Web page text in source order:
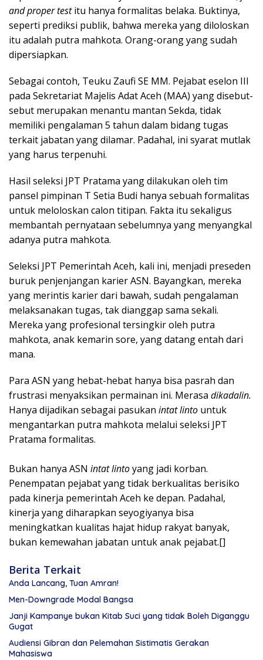
and proper testitu hanya formalitas belaka. Buktinya,
seperti prediksi publik, bahwa mereka yang diloloskan
itu adalah putra mahkota. Orang-orang yang sudah
dipersiapkan.
Sebagai contoh, Teuku Zaufi SE MM. Pejabat eselon III
pada Sekretariat Majelis Adat Aceh (MAA) yang disebut-
sebut merupakan menantu mantan Sekda, tidak
memiliki pengalaman 5 tahun dalam bidang tugas
terkait jabatan yang dilamar. Padahal, ini syarat mutlak
yang harus terpenuhi.
Hasil seleksi JPT Pratama yang dilakukan oleh tim
pansel pimpinan T Setia Budi hanya sebuah formalitas
untuk meloloskan calon titipan. Fakta itu sekaligus
membantah pernyataan sebelumnya yang menyangkal
adanya putra mahkota.
Seleksi JPT Pemerintah Aceh, kali ini, menjadi preseden
buruk penjenjangan karier ASN. Bayangkan, mereka
yang merintis karier dari bawah, sudah pengalaman
melaksanakan tugas, tak dianggap sama sekali.
Mereka yang profesional tersingkir oleh putra
mahkota, anak kemarin sore, yang datang entah dari
mana.
Para ASN yang hebat-hebat hanya bisa pasrah dan
frustrasi menyaksikan permainan ini. Merasa dikadalin.
Hanya dijadikan sebagai pasukan intat linto untuk
mengantarkan putra mahkota melalui seleksi JPT
Pratama formalitas.
Bukan hanya ASN intat lintoyang jadi korban.
Penempatan pejabat yang tidak berkualitas berisiko
pada kinerja pemerintah Aceh ke depan. Padahal,
kinerja yang diharapkan seyogiyanya bisa
meningkatkan kualitas hajat hidup rakyat banyak,
bukan kemewahan jabatan untuk anak pejabat.[]
Berita Terkait
Anda Lancang, Tuan Amran!
Men-Downgrade Modal Bangsa
Janji Kampanye bukan Kitab Suci yang tidak Boleh Diganggu
Gugat
Audiensi Gibran dan Pelemahan Sistimatis Gerakan
Mahasiswa